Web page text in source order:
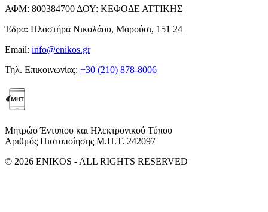
ΑΦΜ: 800384700 ΔΟΥ: ΚΕΦΟΔΕ ΑΤΤΙΚΗΣ
Έδρα: Πλαστήρα Νικολάου, Μαρούσι, 151 24
Email: info@enikos.gr
Τηλ. Επικοινωνίας: +30 (210) 878-8006
Μητρώο Έντυπου και Ηλεκτρονικού Τύπου
Αριθμός Πιστοποίησης Μ.Η.Τ. 242097
© 2026 ENIKOS - ALL RIGHTS RESERVED